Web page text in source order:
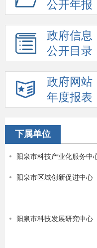
公开年报
政府信息
公开目录
政府网站
年度报表
下属单位
阳泉市科技产业化服务中
阳泉市区域创新促进中心
阳泉市科技发展研究中心